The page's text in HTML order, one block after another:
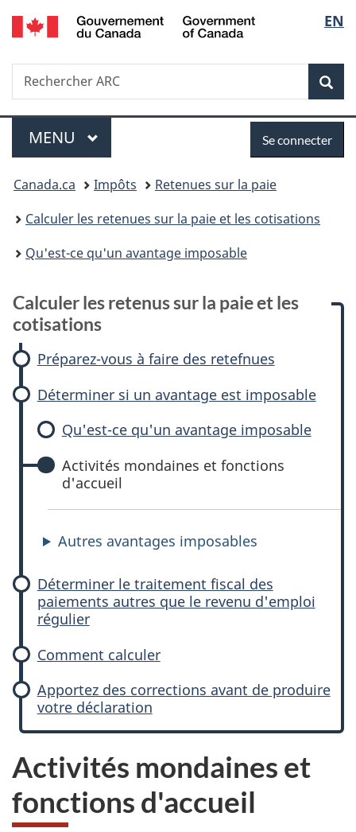
Passer
au
Passer
à
retenus
et
cotisations
Passer
à
du
Passer
à
simplifiée
de
la
EN
Recherche
Rechercher
ARC
Menu
MENU PRINCIPAL
connecter
Se connecter
Vous
êtes
ici :
Canada.ca Impôts
Retenues sur la paie
Calculer les retenues sur la paie et les cotisations
Qu'est-ce qu'un avantage imposable
Calculer les retenus sur la paie et les
cotisations
Préparez-vous à faire des retefnues
Déterminer si un avantage est imposable
Qu'est-ce qu'un avantage imposable
Activités mondaines et fonctions
d'accueil
Autres avantages imposables
Déterminer le traitement fiscal des
paiements autres que le revenu d'emploi
régulier
Comment calculer
Apportez des corrections avant de produire
votre déclaration
Activités mondaines et
fonctions d'accueil